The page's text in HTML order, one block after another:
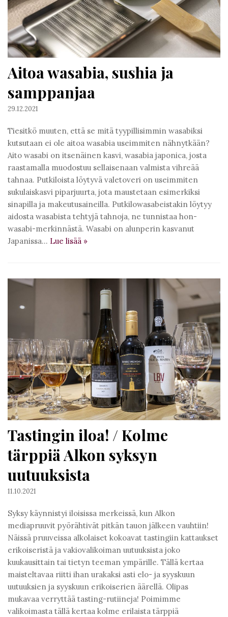
Aitoa wasabia, sushia ja
samppanjaa
29.12.2021
Tiesitkö muuten, että se mitä tyypillisimmin wasabiksi
kutsutaan ei ole aitoa wasabia useimmiten nähnytkään?
Aito wasabi on itsenäinen kasvi, wasabia japonica, josta
raastamalla muodostuu sellaisenaan valmista vihreää
tahnaa. Putkiloista löytyvä valetoveri on useimmiten
sukulaiskasvi piparjuurta, jota maustetaan esimerkiksi
sinapilla ja makeutusaineilla. Putkilowasabeistakin löytyy
aidosta wasabista tehtyjä tahnoja, ne tunnistaa hon-
wasabi-merkinnästä. Wasabi on alunperin kasvanut
Japanissa… Lue lisää »
Tastingin iloa! / Kolme
tärppiä Alkon syksyn
uutuuksista
11.10.2021
Syksy käynnistyi iloisissa merkeissä, kun Alkon
mediapruuvit pyörähtivät pitkän tauon jälkeen vauhtiin!
Näissä pruuveissa alkolaiset kokoavat tastingiin kattaukset
erikoiseristä ja vakiovalikoiman uutuuksista joko
kuukausittain tai tietyn teeman ympärille. Tällä kertaa
maisteltavaa riitti ihan urakaksi asti elo- ja syyskuun
uutuuksien ja syyskuun erikoiserien äärellä. Olipas
mukavaa verryttää tasting-rutiineja! Poimimme
valikoimasta tällä kertaa kolme erilaista tärppiä